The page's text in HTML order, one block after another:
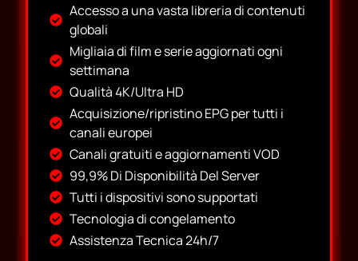
Accesso a una vasta libreria di contenuti
globali
Migliaia di film e serie aggiornati ogni
settimana
Qualità 4K/Ultra HD
Acquisizione/ripristino EPG per tutti i
canali europei
Canali gratuiti e aggiornamenti VOD
99,9% Di Disponibilità Del Server
Tutti i dispositivi sono supportati
Tecnologia di congelamento
Assistenza Tecnica 24h/7